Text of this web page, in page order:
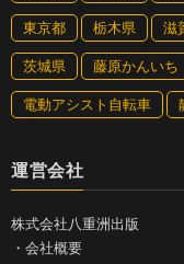
東京都 栃木県 滋
茨城県 藤原かんいち
電動アシスト自転車
運営会社
株式会社八重洲出版
・ 会社概要